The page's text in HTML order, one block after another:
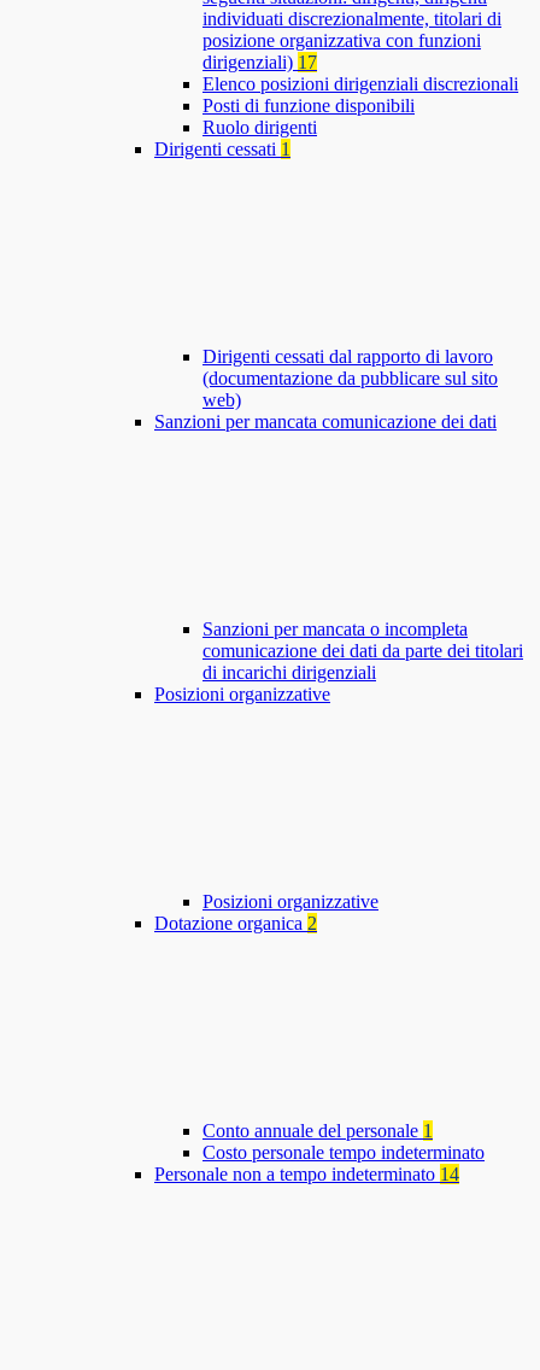
individuati discrezionalmente, titolari di
posizione organizzativa con funzioni
dirigenziali) 17
Elenco posizioni dirigenziali discrezionali
Posti di funzione disponibili
Ruolo dirigenti
Dirigenti cessati 1
Dirigenti cessati dal rapporto di lavoro
(documentazione da pubblicare sul sito
web)
Sanzioni per mancata comunicazione dei dati
Sanzioni per mancata o incompleta
comunicazione dei dati da parte dei titolari
di incarichi dirigenziali
Posizioni organizzative
Posizioni organizzative
Dotazione organica 2
Conto annuale del personale 1
Costo personale tempo indeterminato
Personale non a tempo indeterminato 14